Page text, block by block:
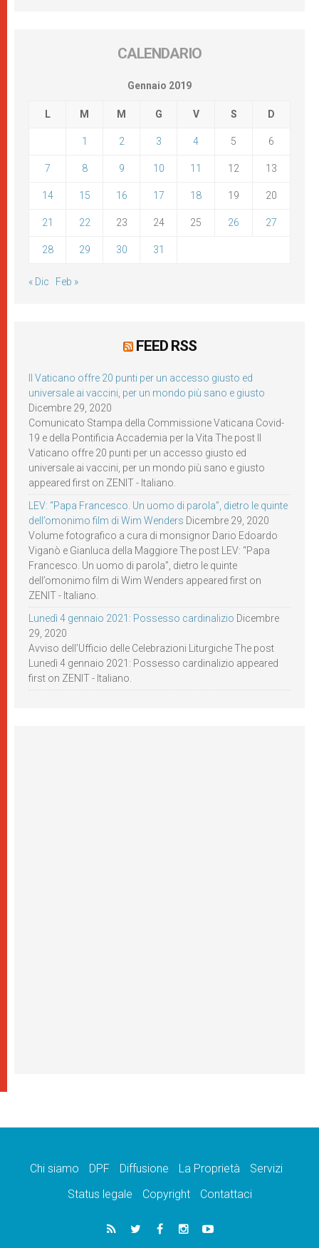
CALENDARIO
Gennaio 2019
L M M G V S D
1 2 3 4 5 6
7 8 9 10 11 12 13
14 15 16 17 18 19 20
21 22 23 24 25 26 27
28 29 30 31
« Dic Feb »
FEED RSS
Il Vaticano offre 20 punti per un accesso giusto ed
universale ai vaccini, per un mondo più sano e giusto
Dicembre 29, 2020
Comunicato Stampa della Commissione Vaticana Covid-
19 e della Pontificia Accademia per la Vita The post Il
Vaticano offre 20 punti per un accesso giusto ed
universale ai vaccini, per un mondo più sano e giusto
appeared first on ZENIT - Italiano.
LEV: “Papa Francesco. Un uomo di parola”, dietro le quinte
dell’omonimo film di Wim Wenders Dicembre 29, 2020
Volume fotografico a cura di monsignor Dario Edoardo
Viganò e Gianluca della Maggiore The post LEV: “Papa
Francesco. Un uomo di parola”, dietro le quinte
dell’omonimo film di Wim Wenders appeared first on
ZENIT - Italiano.
Lunedì 4 gennaio 2021: Possesso cardinalizio Dicembre
29, 2020
Avviso dell’Ufficio delle Celebrazioni Liturgiche The post
Lunedì 4 gennaio 2021: Possesso cardinalizio appeared
first on ZENIT - Italiano.
Chi siamo DPF Diffusione La Proprietà
Servizi
Status legale
Copyright Contattaci